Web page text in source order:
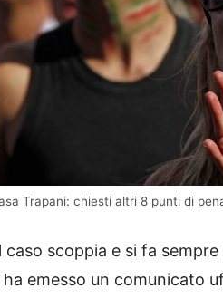
Trapani: chiesti altri 8 punti di
caso scoppia e si fa
emesso un comunicato